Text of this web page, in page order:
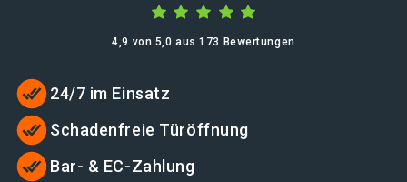
4,9 von 5,0 aus 173 Bewertungen
24/7 im Einsatz
Schadenfreie Türöffnung
Bar- & EC-Zahlung